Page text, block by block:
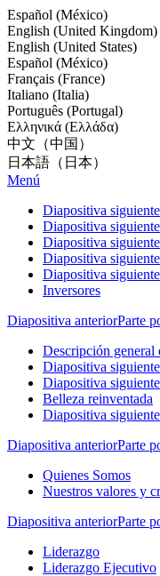
Español (México)
English (United Kingdom)
English (United States)
Español (México)
Français (France)
Italiano (Italia)
Português (Portugal)
Ελληνικά (Ελλάδα)
中文（中国）
日本語（日本）
Menú
Diapositiva siguiente
Diapositiva siguiente
Diapositiva siguiente
Diapositiva siguiente
Diapositiva siguiente
Inversores
Diapositiva anteriorParte
Descripción general
Diapositiva siguiente
Diapositiva siguiente
Belleza reinventada
Diapositiva siguiente
Diapositiva anteriorParte
Quienes Somos
Nuestros valores y
Diapositiva anteriorParte
Liderazgo
Liderazgo Ejecutivo